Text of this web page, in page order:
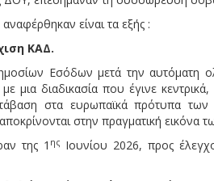
είναι τα εξής :
ΚΑΔ.
Εσόδων μετά την αυτόματη
μια διαδικασία που έγινε
στα ευρωπαϊκά πρότυπα των
στην πραγματική εικόνα
της 1 ης Ιουνίου 2026, προς